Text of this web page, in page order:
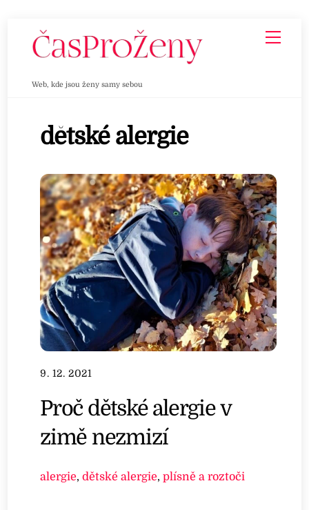
Web, kde jsou ženy samy sebou
dětské alergie
9. 12. 2021
Proč dětské alergie v
zimě nezmizí
alergie,dětské alergie,plísně a roztoči